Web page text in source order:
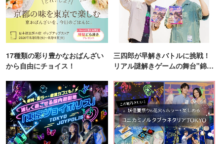
17種類の彩り豊かなおばんざい
から自由にチョイス！
三四郎が早解きバトルに挑戦！
リアル謎解きゲームの舞台"錦糸